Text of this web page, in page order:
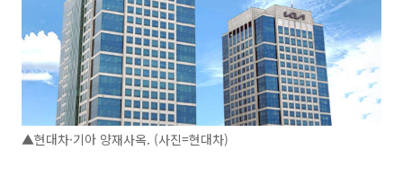
▲현대차·기아 양재사옥. (사진=현대차)